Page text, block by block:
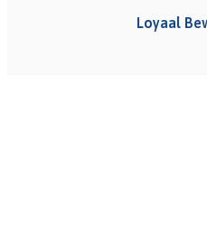
Loyaal